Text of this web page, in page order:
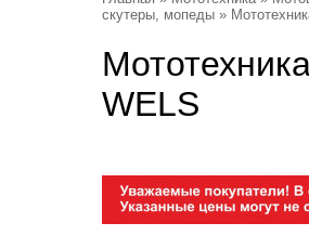
скутеры, мопеды »
WELS